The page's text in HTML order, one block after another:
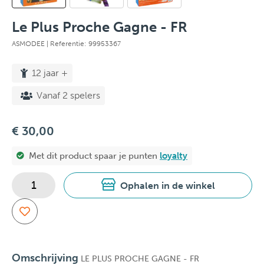
Le Plus Proche Gagne - FR
ASMODEE | Referentie: 99953367
12 jaar +
Vanaf 2 spelers
€ 30,00
Met dit product spaar je punten loyalty
Ophalen in de winkel
Omschrijving LE PLUS PROCHE GAGNE - FR